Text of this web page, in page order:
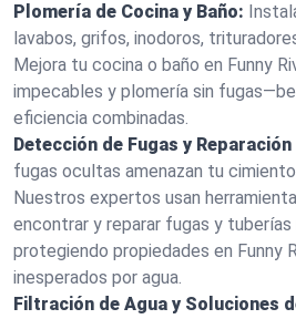
Plomería de Cocina y Baño:
lavabos, grifos, inodoros,
Mejora tu cocina o baño en Funny
impecables y plomería sin
eficiencia combinadas.
Detección de Fugas y
fugas ocultas amenazan tu
Nuestros expertos usan
encontrar y reparar fugas y
protegiendo propiedades en Funny
inesperados por agua.
Filtración de Agua y Soluciones